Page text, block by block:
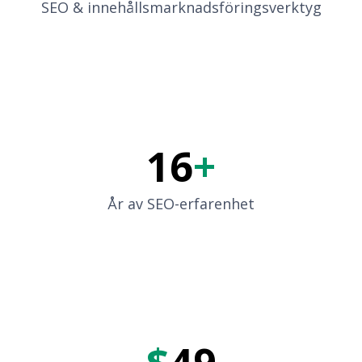
SEO & innehållsmarknadsföringsverktyg
16+
År av SEO-erfarenhet